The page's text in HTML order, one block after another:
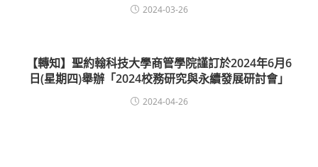
2024-03-26
【轉知】聖約翰科技大學商管學院謹訂於2024年6月6
日(星期四)舉辦「2024校務研究與永續發展研討會」
2024-04-26